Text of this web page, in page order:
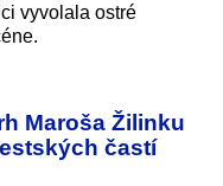
vyvolala ostré
Maroša Žilinku
častí